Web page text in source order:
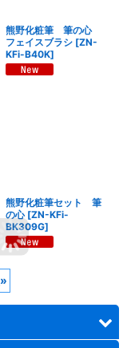
熊野化粧筆 筆の心
フェイスブラシ [ZN-
KFi-B40K]
熊野化粧筆セット 筆
の心 [ZN-KFi-
BK309G]
»